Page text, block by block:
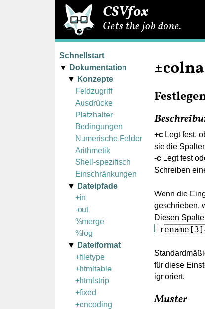
CSVfox
Gets the job done.
Schnellstart
Dokumentation
Konzepte
Feldzugriff
Ausdrücke
Platzhalter
Bedingungen
Numerische Felder
Arithmetik
Shell-spezifisch
Einschränkungen
Dateipfade
+in
-out
%merge
%log
Dateiformat
+filetype
+htmltable
±htmlstrip
+fixed
±encoding
+c Legt fest,
sie die
-c Legt fest
Schreiben
Wenn die
geschrieben,
Diesen
-
für diese
ignoriert.
Muster